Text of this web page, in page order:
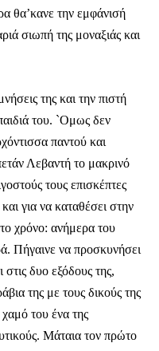
της Κρήτης
σας | Κάντε μια δωρεά
θα’κανε την εμφάνισή
σιωπή της μοναξιάς και
της και την πιστή
του. `Ομως δεν
παντού και
Λεβαντή το μακρινό
τους επισκέπτες
για να καταθέσει στην
χρόνο: ανήμερα του
Πήγαινε να προσκυνήσει
δυο εξόδους της,
της με τους δικούς της
του ένα της
Μάταια τον πρώτο